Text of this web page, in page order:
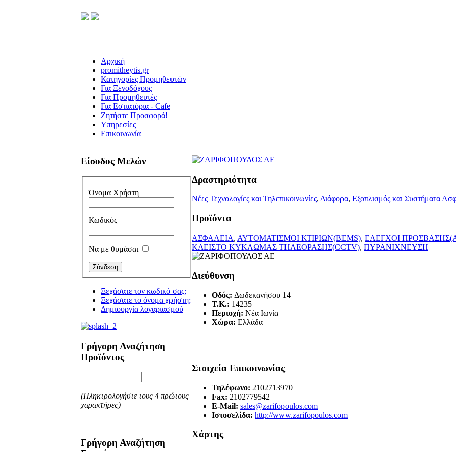
Αρχική
promitheytis.gr
Κατηγορίες Προμηθευτών
Για Ξενοδόχους
Για Προμηθευτές
Για Εστιατόρια - Cafe
Ζητήστε Προσφορά!
Υπηρεσίες
Επικοινωνία
Είσοδος Μελών
Όνομα Χρήστη
Κωδικός
Να με θυμάσαι
Ξεχάσατε τον κωδικό σας;
Ξεχάσατε το όνομα χρήστη;
Δημιουργία λογαριασμού
Γρήγορη Αναζήτηση
Προϊόντος
(Πληκτρολογήστε τους 4 πρώτους
χαρακτήρες)
Γρήγορη Αναζήτηση
Δραστηριότητα
Νέες Τεχνολογίες και Τηλεπικοινωνίες, Διάφορα, Εξοπλισμός και Συστήματα
Προϊόντα
ΑΣΦΑΛΕΙΑ, ΑΥΤΟΜΑΤΙΣΜΟΙ ΚΤΙΡΙΩΝ(BEMS), ΕΛΕΓΧΟΙ
ΚΛΕΙΣΤΟ ΚΥΚΛΩΜΑΣ ΤΗΛΕΟΡΑΣΗΣ(CCTV), ΠΥΡΑΝΙΧΝΕΥΣΗ
Διεύθυνση
Οδός: Δωδεκανήσου 14
T.K.: 14235
Περιοχή: Νέα Ιωνία
Χώρα: Ελλάδα
Στοιχεία Επικοινωνίας
Τηλέφωνο: 2102713970
Fax: 2102779542
E-Mail: sales@zarifopoulos.com
Ιστοσελίδα: http://www.zarifopoulos.com
Χάρτης